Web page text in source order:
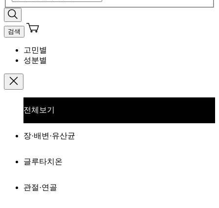
검색
고민별
성분별
전체보기
장·배변·유산균
글루타치온
관절·연골